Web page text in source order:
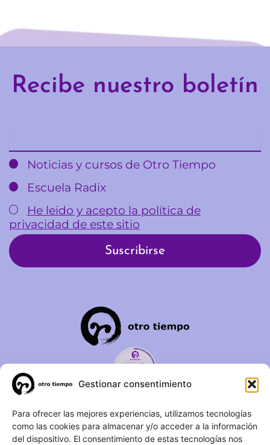
Gestionar consentimiento
Para ofrecer las mejores experiencias, utilizamos tecnologías
como las cookies para almacenar y/o acceder a la información
del dispositivo. El consentimiento de estas tecnologías nos
Recibe nuestro boletín
Noticias y cursos de Otro Tiempo
Escuela Radix
He leido y acepto la política de
privacidad de este sitio
C/ Duque de Fernán Núñez,
2 – 1ºA 28012 – Madrid